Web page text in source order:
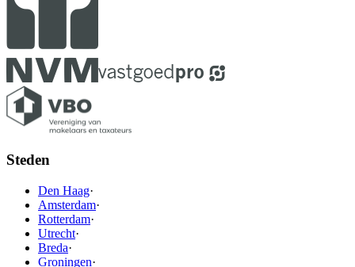
Steden
Den Haag·
Amsterdam·
Rotterdam·
Utrecht·
Breda·
Groningen·